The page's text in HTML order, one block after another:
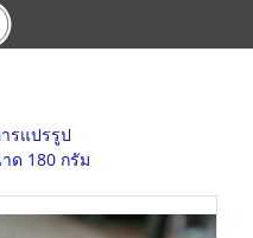
รแปรรูป
ด 180 กรัม